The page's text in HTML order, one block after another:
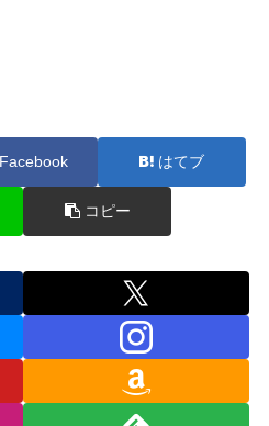
Facebook はてブ
コピー